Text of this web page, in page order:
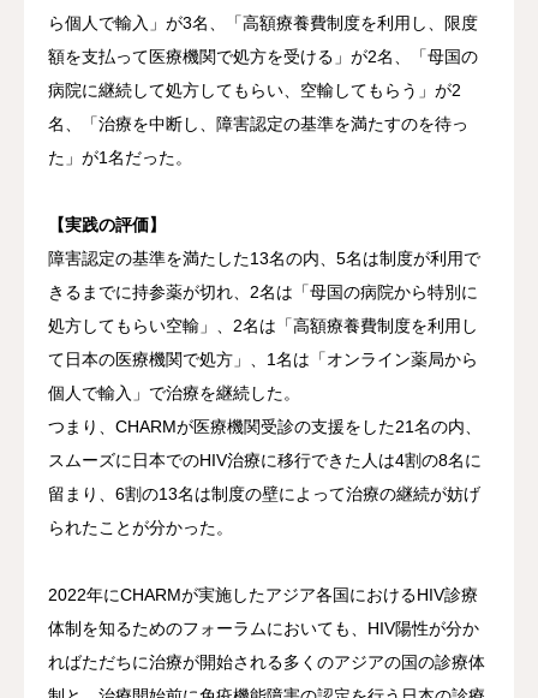
ら個人で輸入」が3名、「高額療養費制度を利用し、限度
額を支払って医療機関で処方を受ける」が2名、「母国の
病院に継続して処方してもらい、空輸してもらう」が2
名、「治療を中断し、障害認定の基準を満たすのを待っ
た」が1名だった。
【実践の評価】
障害認定の基準を満たした13名の内、5名は制度が利用で
きるまでに持参薬が切れ、2名は「母国の病院から特別に
処方してもらい空輸」、2名は「高額療養費制度を利用し
て日本の医療機関で処方」、1名は「オンライン薬局から
個人で輸入」で治療を継続した。
つまり、CHARMが医療機関受診の支援をした21名の内、
スムーズに日本でのHIV治療に移行できた人は4割の8名に
留まり、6割の13名は制度の壁によって治療の継続が妨げ
られたことが分かった。
2022年にCHARMが実施したアジア各国におけるHIV診療
体制を知るためのフォーラムにおいても、HIV陽性が分か
ればただちに治療が開始される多くのアジアの国の診療体